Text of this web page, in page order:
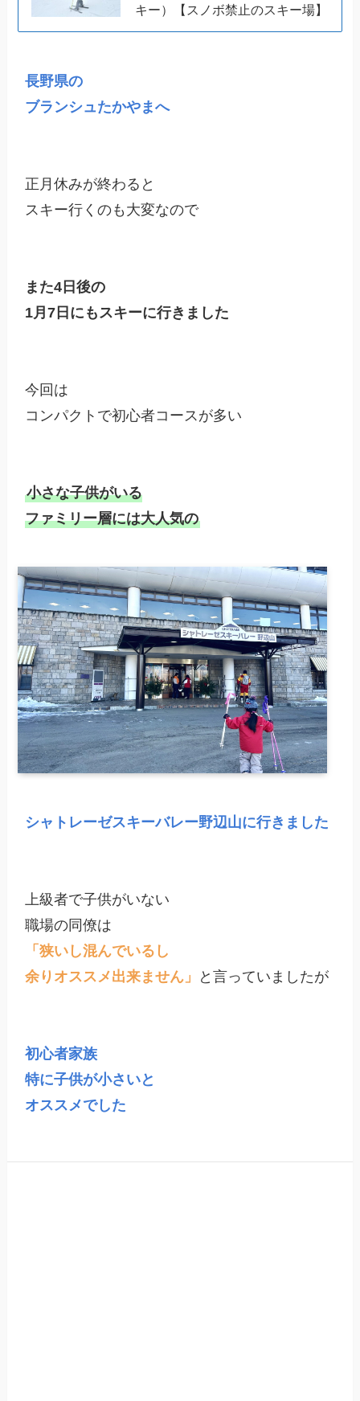
キー）【スノボ禁止のスキー場】
長野県の
ブランシュたかやまへ
正月休みが終わると
スキー行くのも大変なので
また4日後の
1月7日にもスキーに行きました
今回は
コンパクトで初心者コースが多い
小さな子供がいる
ファミリー層には大人気の
シャトレーゼスキーバレー野辺山に行きました
上級者で子供がいない
「狭いし混んでいるし
余りオススメ出来ません」
と言っていましたが
初心者家族
特に子供が小さいと
オススメでした